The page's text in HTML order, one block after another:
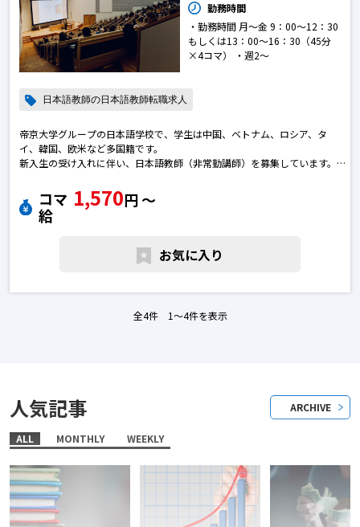
勤務時間
・勤務時間 月～金 9：00～12：30
もしくは13：00～16：30（45分
×4コマ） ・週2～
日本語教師の日本語教師転職求人
帝京大学グループの日本語学校で、学生は中国、ベトナム、ロシア、タ
イ、韓国、欧米など多国籍です。
新入生の受け入れに伴い、日本語教師（非常勤講師）を募集しています。
日本語教師で転職のために求人を探している皆さまへ
ご質問などございましたら、お気軽へお問い合わせください。日本語教師
の転職求人
コマ
給
1,570円 〜
お気に入り
全4件 1〜4件を表示
人気記事
ALL MONTHLY WEEKLY
ARCHIVE